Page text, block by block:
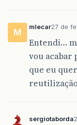
M
mlecar27 de
Entendi…
vou acabar
que eu
sergiotaborda